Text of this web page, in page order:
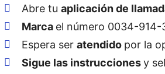
Abre tu aplicación de
Marca el número 0034-
Espera ser atendido por la
Sigue las instruccionesy